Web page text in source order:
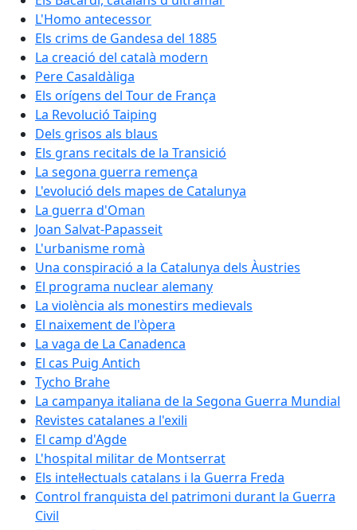
L'Homo antecessor
Els crims de Gandesa del 1885
La creació del català modern
Pere Casaldàliga
Els orígens del Tour de França
La Revolució Taiping
Dels grisos als blaus
Els grans recitals de la Transició
La segona guerra remença
L'evolució dels mapes de Catalunya
La guerra d'Oman
Joan Salvat-Papasseit
L'urbanisme romà
Una conspiració a la Catalunya dels Àustries
El programa nuclear alemany
La violència als monestirs medievals
El naixement de l'òpera
La vaga de La Canadenca
El cas Puig Antich
Tycho Brahe
La campanya italiana de la Segona Guerra Mundial
Revistes catalanes a l'exili
El camp d'Agde
L'hospital militar de Montserrat
Els intel·lectuals catalans i la Guerra Freda
Control franquista del patrimoni durant la Guerra
Civil